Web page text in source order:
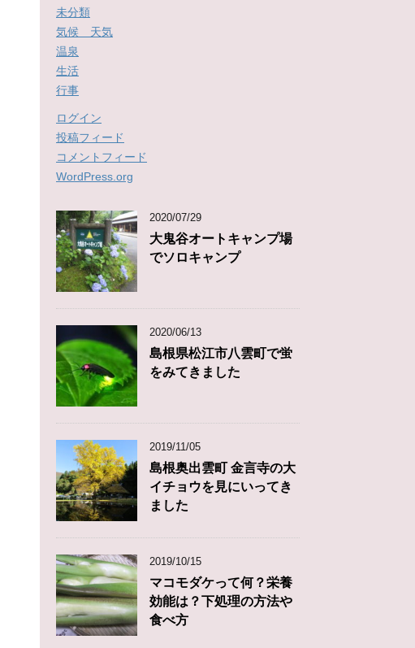
未分類
気候 天気
温泉
生活
行事
ログイン
投稿フィード
コメントフィード
WordPress.org
2020/07/29
大鬼谷オートキャンプ場
でソロキャンプ
2020/06/13
島根県松江市八雲町で蛍
をみてきました
2019/11/05
島根奥出雲町 金言寺の大
イチョウを見にいってき
ました
2019/10/15
マコモダケって何？栄養
効能は？下処理の方法や
食べ方